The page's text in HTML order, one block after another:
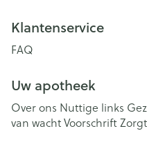
Klantenservice
FAQ
Uw apotheek
Over ons Nuttige links
van wachtVoorschrift